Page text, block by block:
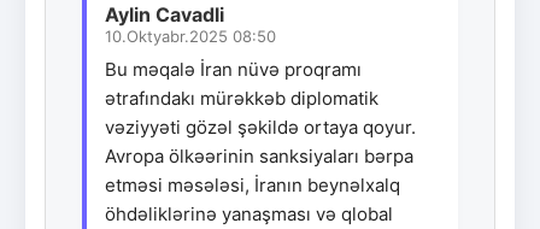
Aylin Cavadli
10.Oktyabr.2025 08:50
Bu məqalə İran nüvə proqramı
ətrafındakı mürəkkəb diplomatik
vəziyyəti gözəl şəkildə ortaya qoyur.
Avropa ölkəərinin sanksiyaları bərpa
etməsi məsələsi, İranın beynəlxalq
öhdəliklərinə yanaşması və qlobal